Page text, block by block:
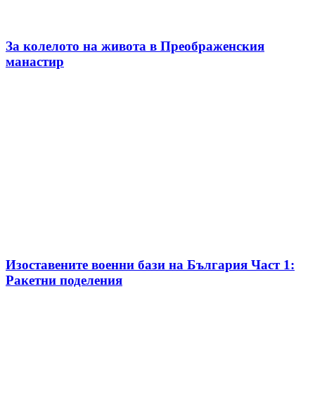
За колелото на живота в Преображенския
манастир
Изоставените военни бази на България Част 1:
Ракетни поделения